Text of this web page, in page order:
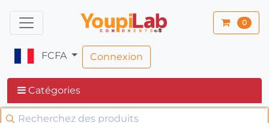
0
FCFA Connexion
Catégories